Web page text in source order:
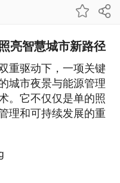
亮智慧城市新路径
重驱动下，一项关键
城市夜景与能源管理
。它不仅仅是单的照
理和可持续发展的重